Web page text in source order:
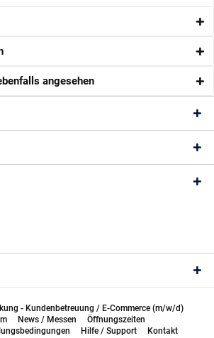
angesehen
- Kundenbetreuung / E-Commerce (m/w/d)
News / Messen
Öffnungszeiten
Hilfe / Support
Kontakt